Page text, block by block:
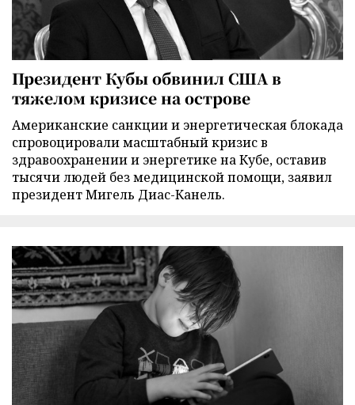
Президент Кубы обвинил США в
тяжелом кризисе на острове
Американские санкции и энергетическая блокада
спровоцировали масштабный кризис в
здравоохранении и энергетике на Кубе, оставив
тысячи людей без медицинской помощи, заявил
президент Мигель Диас-Канель.